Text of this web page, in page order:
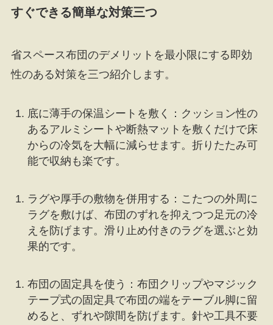
すぐできる簡単な対策三つ
省スペース布団のデメリットを最小限にする即効
性のある対策を三つ紹介します。
底に薄手の保温シートを敷く：クッション性の
あるアルミシートや断熱マットを敷くだけで床
からの冷気を大幅に減らせます。折りたたみ可
能で収納も楽です。
ラグや厚手の敷物を併用する：こたつの外周に
ラグを敷けば、布団のずれを抑えつつ足元の冷
えを防げます。滑り止め付きのラグを選ぶと効
果的です。
布団の固定具を使う：布団クリップやマジック
テープ式の固定具で布団の端をテーブル脚に留
めると、ずれや隙間を防げます。針や工具不要